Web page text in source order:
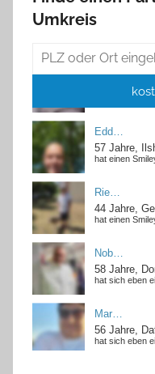
Umkreis